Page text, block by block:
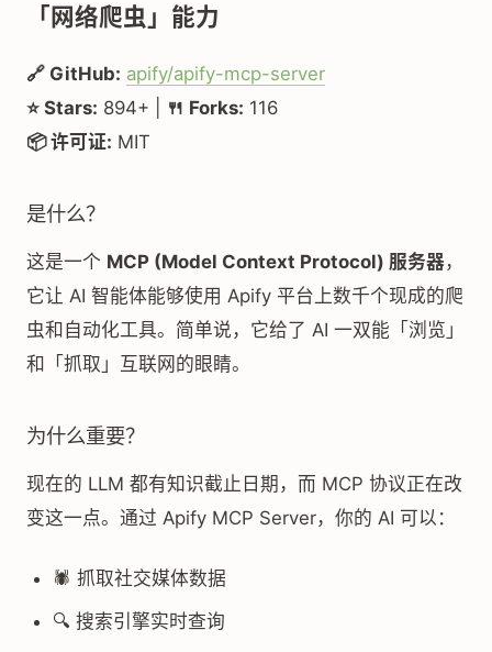
「网络爬虫」能力
🔗 GitHub: apify/apify-mcp-server
⭐ Stars: 894+ | 🍴 Forks: 116
📦 许可证: MIT
是什么？
这是一个 MCP (Model Context Protocol) 服务器，
它让 AI 智能体能够使用 Apify 平台上数千个现成的爬
虫和自动化工具。简单说，它给了 AI 一双能「浏览」
和「抓取」互联网的眼睛。
为什么重要？
现在的 LLM 都有知识截止日期，而 MCP 协议正在改
变这一点。通过 Apify MCP Server，你的 AI 可以：
🕷️ 抓取社交媒体数据
🔍 搜索引擎实时查询